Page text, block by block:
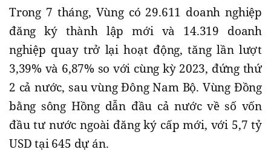
Trong 7 tháng, Vùng có 29.611 doanh nghiệp
đăng ký thành lập mới và 14.319 doanh
nghiệp quay trở lại hoạt động, tăng lần lượt
3,39% và 6,87% so với cùng kỳ 2023, đứng thứ
2 cả nước, sau vùng Đông Nam Bộ. Vùng Đồng
bằng sông Hồng dẫn đầu cả nước về số vốn
đầu tư nước ngoài đăng ký cấp mới, với 5,7 tỷ
USD tại 645 dự án.